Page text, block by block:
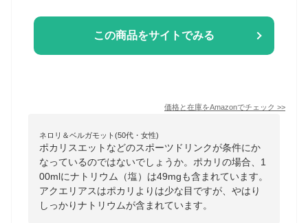
この商品をサイトでみる
価格と在庫をAmazonでチェック >>
ネロリ＆ベルガモット(50代・女性)
ポカリスエットなどのスポーツドリンクが条件にか
なっているのではないでしょうか。ポカリの場合、1
00mlにナトリウム（塩）は49mgも含まれています。
アクエリアスはポカリよりは少な目ですが、やはり
しっかりナトリウムが含まれています。